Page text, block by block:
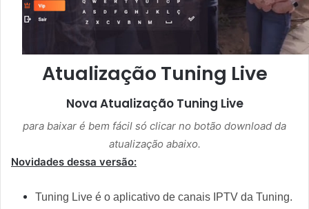
Atualização Tuning Live
Nova Atualização Tuning Live
para baixar é bem fácil só clicar no botão download da
atualização abaixo.
Novidades dessa versão:
Tuning Live é o aplicativo de canais IPTV da Tuning.